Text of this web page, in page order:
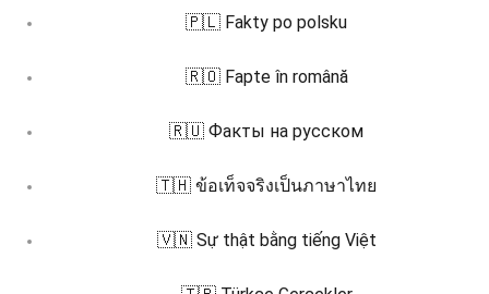
🇵🇱 Fakty po polsku
🇷🇴 Fapte în română
🇷🇺 Факты на русском
🇹🇭 ข้อเท็จจริงเป็นภาษาไทย
🇻🇳 Sự thật bằng tiếng Việt